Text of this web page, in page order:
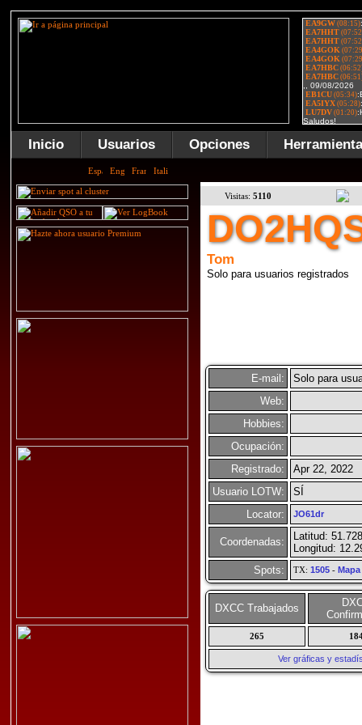
Inicio Usuarios Opciones
Visitas: 5110
Tom
Solo para usuarios registrados
E-mail:
Solo para
Web:
Hobbies:
Ocupación:
Registrado:
Apr 22, 2022
Usuario LOTW:
SÍ
Locator:
JO61dr
Coordenadas:
Latitud:
Longitud:
Spots:
TX: 1505- Mapa
DXCC Trabajados
265
Ver gráficas y